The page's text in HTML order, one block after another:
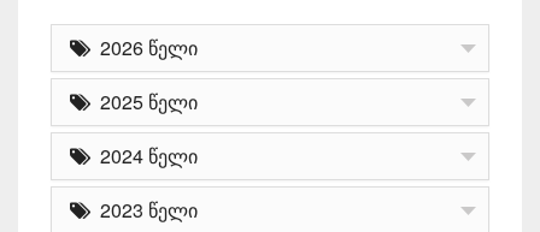
2026 წელი
2025 წელი
2024 წელი
2023 წელი